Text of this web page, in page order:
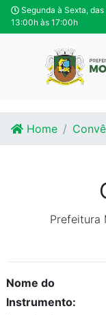
Ir para o conteúdo
Ir para o fim do
Segunda à Sexta,
13:00h às 17:00h
Home
Prefeitura
Nome do
Instrumento: